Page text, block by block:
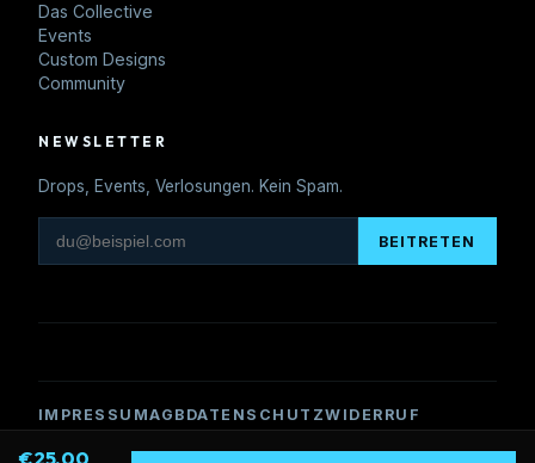
€25.00
Das Collective
Events
Custom Designs
Community
NEWSLETTER
Drops, Events, Verlosungen. Kein Spam.
BEITRETEN
IMPRESSUMAGB DATENSCHUTZWIDERRUF